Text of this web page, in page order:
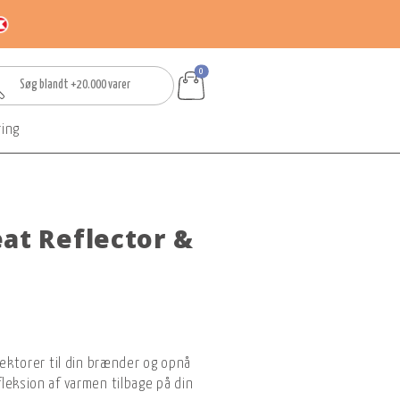
0
Reflector &
til din brænder og opnå
af varmen tilbage på din